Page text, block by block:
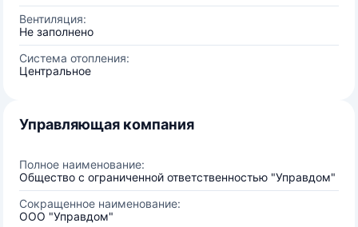
Вентиляция:
Не заполнено
Система отопления:
Центральное
Управляющая компания
Полное наименование:
Общество с ограниченной ответственностью "Управдом"
Сокращенное наименование:
ООО "Управдом"